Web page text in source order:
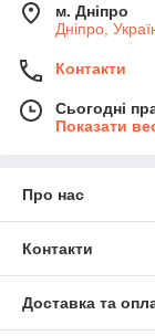
м. Дніпро
Дніпро,
Контакти
Сьогодні
Показати
Про нас
Контакти
Доставка та